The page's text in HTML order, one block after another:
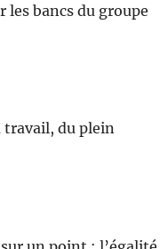
les bancs du groupe
travail, du plein